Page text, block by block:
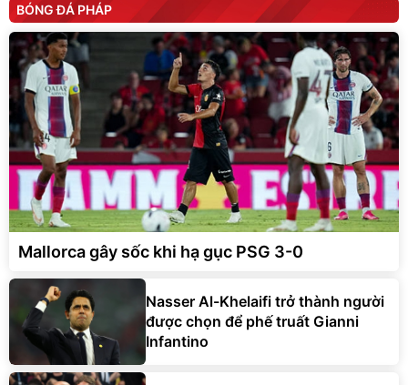
BÓNG ĐÁ PHÁP
Mallorca gây sốc khi hạ gục PSG 3-0
Nasser Al-Khelaifi trở thành người
được chọn để phế truất Gianni
Infantino